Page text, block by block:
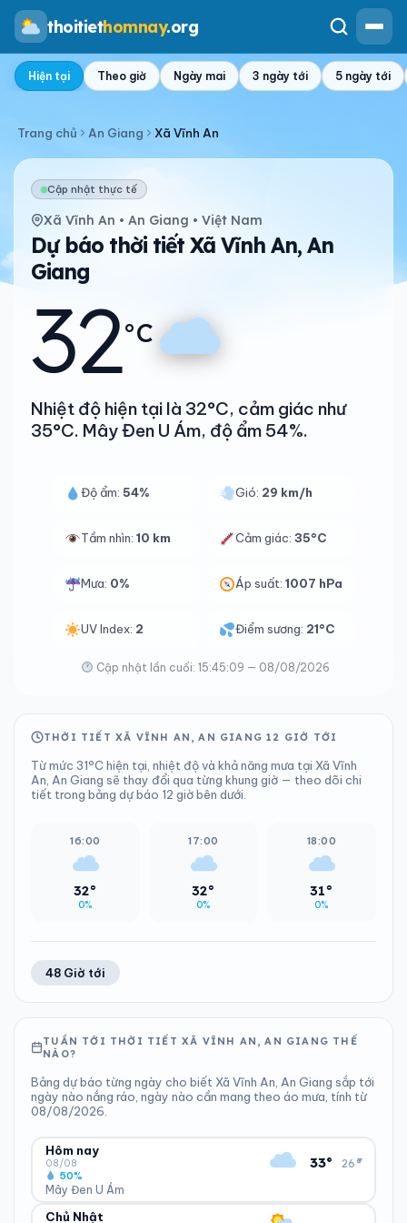
thoitiethomnay.org
Hiện tại Theo giờ Ngày mai 3 ngày tới 5 ngày tới
Trang chủ An Giang Xã Vĩnh An
Cập nhật thực tế
Xã Vĩnh An • An Giang • Việt Nam
Dự báo thời tiết Xã Vĩnh An, An
Giang
32°C
Nhiệt độ hiện tại là 32°C, cảm giác như
35°C. Mây Đen U Ám, độ ẩm 54%.
Độ ẩm: 54% Gió: 29 km/h
Tầm nhìn: 10 km Cảm giác:35°C
Mưa: 0% Áp suất:1007 hPa
UV Index: 2 Điểm sương: 21°C
Cập nhật lần cuối: 15:45:09 — 08/08/2026
THỜI TIẾT XÃ VĨNH AN, AN GIANG 12 GIỜ TỚI
Từ mức 31°C hiện tại, nhiệt độ và khả năng mưa tại Xã Vĩnh
An, An Giang sẽ thay đổi qua từng khung giờ — theo dõi chi
tiết trong bảng dự báo 12 giờ bên dưới.
16:00
32°
0%
17:00
32°
0%
18:00
31°
0%
48 Giờ tới
TUẦN TỚI THỜI TIẾT XÃ VĨNH AN, AN GIANG THẾ
NÀO?
Bảng dự báo từng ngày cho biết Xã Vĩnh An, An Giang sắp tới
ngày nào nắng ráo, ngày nào cần mang theo áo mưa, tính từ
08/08/2026.
Hôm nay
08/08
Mây Đen U Ám
50%
33° 26°
▾
ĐỘ ẨM
Chủ Nhật